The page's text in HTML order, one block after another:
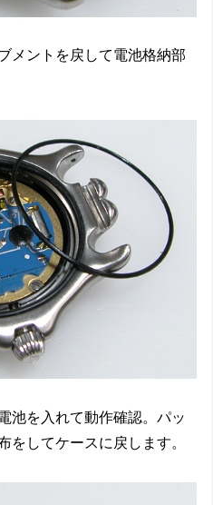
メントを戻して電池格納部
池を入れて動作確認。パッ
をしてケースに戻します。